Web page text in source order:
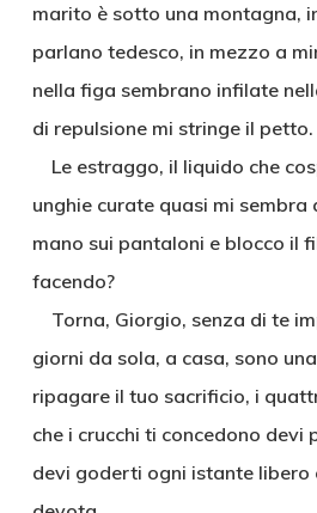
marito è sotto una montagna,
parlano tedesco, in mezzo a
nella figa sembrano infilate
di repulsione mi stringe il petto.
Le estraggo, il liquido che
unghie curate quasi mi sembra
mano sui pantaloni e blocco il
facendo?
Torna, Giorgio, senza di te
giorni da sola, a casa, sono
ripagare il tuo sacrificio, i
che i crucchi ti concedono devi
devi goderti ogni istante libero